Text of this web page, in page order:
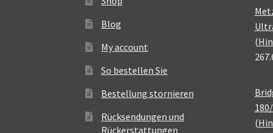
Blog
My account
So bestellen Sie
Bestellung stornieren
Rücksendungen und
Rückerstattungen